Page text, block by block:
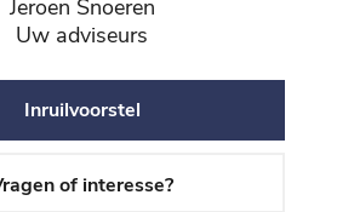
Jeroen Snoeren
Uw adviseurs
Inruilvoorstel
of interesse?